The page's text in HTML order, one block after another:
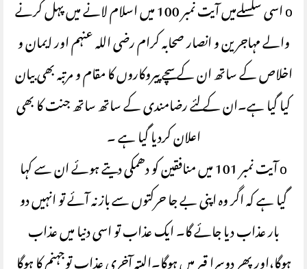
o اسی سلسلےمیں آیت نمبر 100 میں اسلام لانے میں پہل کرنے
والے مہاجرین و انصار صحابہ کرام رضی اللہ عنہم اور ایمان و
اخلاص کے ساتھ ان کے سچے پیروکاروں کا مقام و مرتبہ بھی بیان
کیا گیا ہے۔ان کے لئے رضامندی کے ساتھ ساتھ جنت کا بھی
اعلان کردیا گیا ہے ۔
o آیت نمبر 101 میں منافقین کو دھمکی دیتے ہوئے ان سے کہا
گیا ہے کہ اگر وہ اپنی بے جا حرکتوں سے باز نہ آئے تو انہیں دو
بار عذاب دیا جائے گا۔ ایک عذاب تو اسی دنیا میں عذاب